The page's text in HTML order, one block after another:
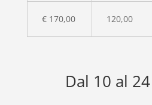
€ 170,00 120,00
Dal 10 al